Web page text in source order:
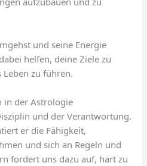
und seine Energie
helfen, deine Ziele zu
zu führen.
in der Astrologie
und der Verantwortung.
er die Fähigkeit,
und sich an Regeln und
fordert uns dazu auf, hart zu